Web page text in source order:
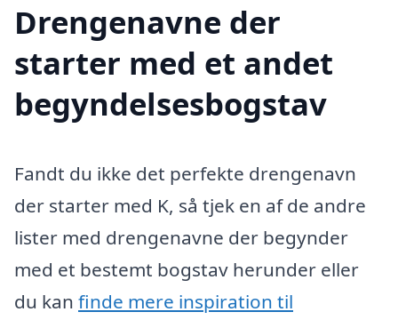
Drengenavne der
starter med et andet
begyndelsesbogstav
Fandt du ikke det perfekte drengenavn
der starter med K, så tjek en af de andre
lister med drengenavne der begynder
med et bestemt bogstav herunder eller
du kan finde mere inspiration til